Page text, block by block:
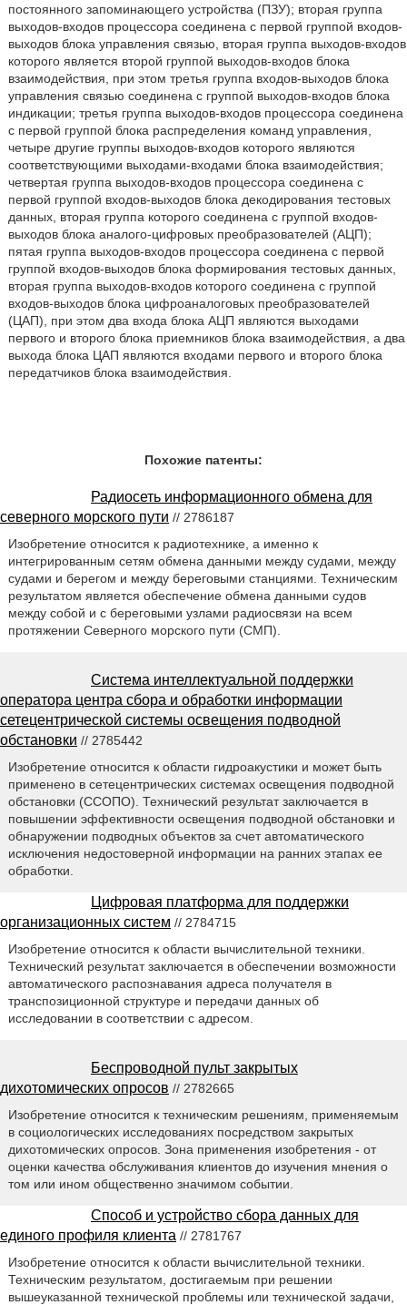
постоянного запоминающего устройства (ПЗУ); вторая группа
выходов-входов процессора соединена с первой группой входов-
выходов блока управления связью, вторая группа выходов-входов
которого является второй группой выходов-входов блока
взаимодействия, при этом третья группа входов-выходов блока
управления связью соединена с группой выходов-входов блока
индикации; третья группа выходов-входов процессора соединена
с первой группой блока распределения команд управления,
четыре другие группы выходов-входов которого являются
соответствующими выходами-входами блока взаимодействия;
четвертая группа выходов-входов процессора соединена с
первой группой входов-выходов блока декодирования тестовых
данных, вторая группа которого соединена с группой входов-
выходов блока аналого-цифровых преобразователей (АЦП);
пятая группа выходов-входов процессора соединена с первой
группой входов-выходов блока формирования тестовых данных,
вторая группа выходов-входов которого соединена с группой
входов-выходов блока цифроаналоговых преобразователей
(ЦАП), при этом два входа блока АЦП являются выходами
первого и второго блока приемников блока взаимодействия, а два
выхода блока ЦАП являются входами первого и второго блока
передатчиков блока взаимодействия.
Похожие патенты:
Радиосеть информационного обмена для
северного морского пути // 2786187
Изобретение относится к радиотехнике, а именно к
интегрированным сетям обмена данными между судами, между
судами и берегом и между береговыми станциями. Техническим
результатом является обеспечение обмена данными судов
между собой и с береговыми узлами радиосвязи на всем
протяжении Северного морского пути (СМП).
Система интеллектуальной поддержки
оператора центра сбора и обработки информации
сетецентрической системы освещения подводной
обстановки // 2785442
Изобретение относится к области гидроакустики и может быть
применено в сетецентрических системах освещения подводной
обстановки (ССОПО). Технический результат заключается в
повышении эффективности освещения подводной обстановки и
обнаружении подводных объектов за счет автоматического
исключения недостоверной информации на ранних этапах ее
обработки.
Цифровая платформа для поддержки
организационных систем // 2784715
Изобретение относится к области вычислительной техники.
Технический результат заключается в обеспечении возможности
автоматического распознавания адреса получателя в
транспозиционной структуре и передачи данных об
исследовании в соответствии с адресом.
Беспроводной пульт закрытых
дихотомических опросов // 2782665
Изобретение относится к техническим решениям, применяемым
в социологических исследованиях посредством закрытых
дихотомических опросов. Зона применения изобретения - от
оценки качества обслуживания клиентов до изучения мнения о
том или ином общественно значимом событии.
Способ и устройство сбора данных для
единого профиля клиента // 2781767
Изобретение относится к области вычислительной техники.
Техническим результатом, достигаемым при решении
вышеуказанной технической проблемы или технической задачи,